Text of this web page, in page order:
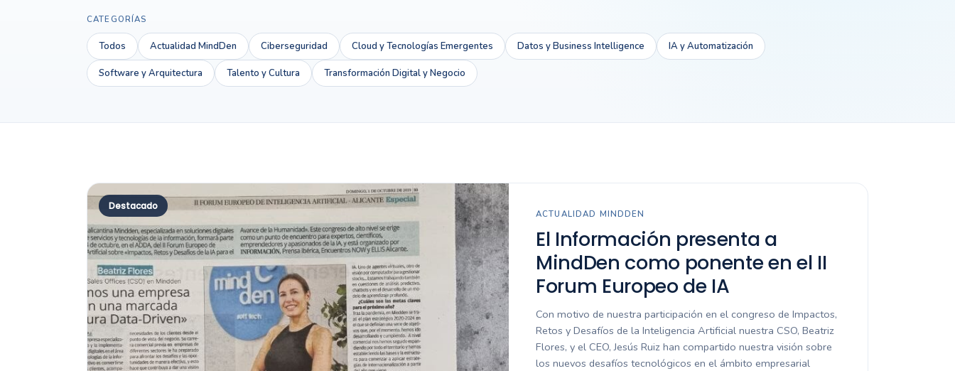
CATEGORÍAS
Todos Actualidad MindDen Ciberseguridad Cloud y Tecnologías Emergentes Datos y Business Intelligence IA y Automatización
Software y Arquitectura Talento y Cultura Transformación Digital y Negocio
Destacado
ACTUALIDAD MINDDEN
El Información presenta a
MindDen como ponente en el II
Forum Europeo de IA
Con motivo de nuestra participación en el congreso de Impactos,
Retos y Desafíos de la Inteligencia Artificial nuestra CSO, Beatriz
Flores, y el CEO, Jesús Ruiz han compartido nuestra visión sobre
los nuevos desafíos tecnológicos en el ámbito empresarial